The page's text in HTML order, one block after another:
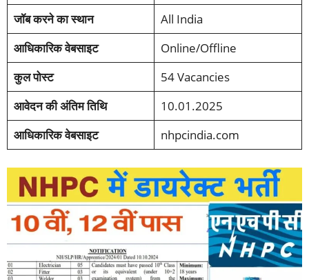
जॉब करने का स्थान
All India
आधिकारिक वेबसाइट
Online/Offline
कुल पोस्ट
54 Vacancies
आवेदन की अंतिम तिथि
10.01.2025
आधिकारिक वेबसाइट
nhpcindia.com